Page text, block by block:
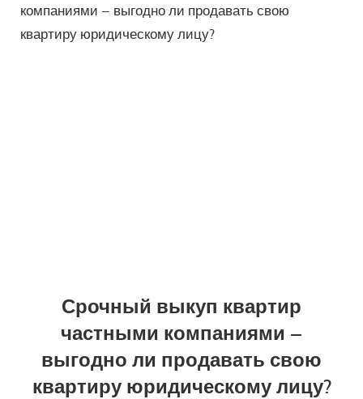
компаниями – выгодно ли продавать свою
квартиру юридическому лицу?
Срочный выкуп квартир
частными компаниями –
выгодно ли продавать свою
квартиру юридическому лицу?